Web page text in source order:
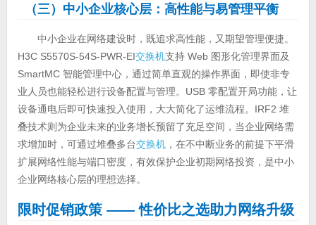
（三）中小企业核心层：高性能与易管理平衡
中小企业在网络建设时，既追求高性能，又期望管理便捷。
H3C S5570S-54S-PWR-EI交换机支持 Web 图形化管理界面及
SmartMC 智能管理中心，通过简单直观的操作界面，即使非专
业人员也能轻松进行设备配置与管理。USB 零配置开局功能，让
设备通电后即可快速投入使用，大大简化了运维流程。IRF2 堆
叠技术则为企业未来的业务增长预留了充足空间，当企业网络需
求增加时，可通过堆叠多台交换机，在不中断业务的前提下平滑
扩展网络性能与端口密度，有效保护企业初期网络投资，是中小
企业网络核心层的理想选择。
限时促销政策—— 性价比之选助力网络升级